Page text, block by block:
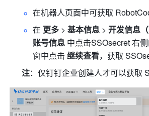
在机器人页面中可获取
在 更多 > 基本信息 > 开发信息（
账号信息 中点击SSOsecret 右
窗中点击 继续查看，获取
注：仅钉钉企业创建人才可以获取